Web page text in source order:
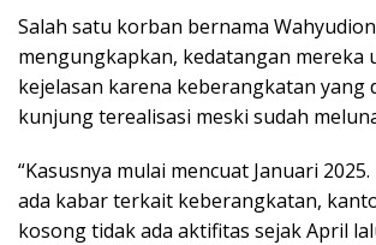
Salah satu korban bernama
mengungkapkan, kedatangan mereka
kejelasan karena keberangkatan yang
kunjung terealisasi meski sudah
“Kasusnya mulai mencuat Januari
ada kabar terkait keberangkatan,
kosong tidak ada aktifitas sejak April